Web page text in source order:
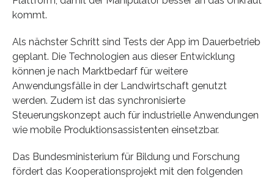
kommt.
Als nächster Schritt sind Tests der App im Dauerbetrieb
geplant. Die Technologien aus dieser Entwicklung
können je nach Marktbedarf für weitere
Anwendungsfälle in der Landwirtschaft genutzt
werden. Zudem ist das synchronisierte
Steuerungskonzept auch für industrielle Anwendungen
wie mobile Produktionsassistenten einsetzbar.
Das Bundesministerium für Bildung und Forschung
fördert das Kooperationsprojekt mit den folgenden